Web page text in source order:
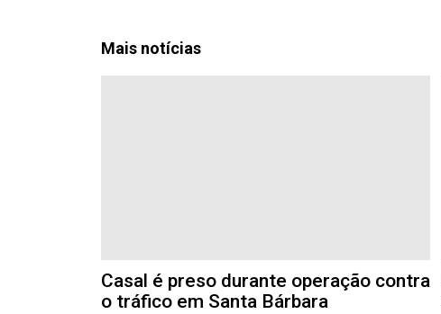
Mais notícias
Casal é preso durante operação contra
o tráfico em Santa Bárbara